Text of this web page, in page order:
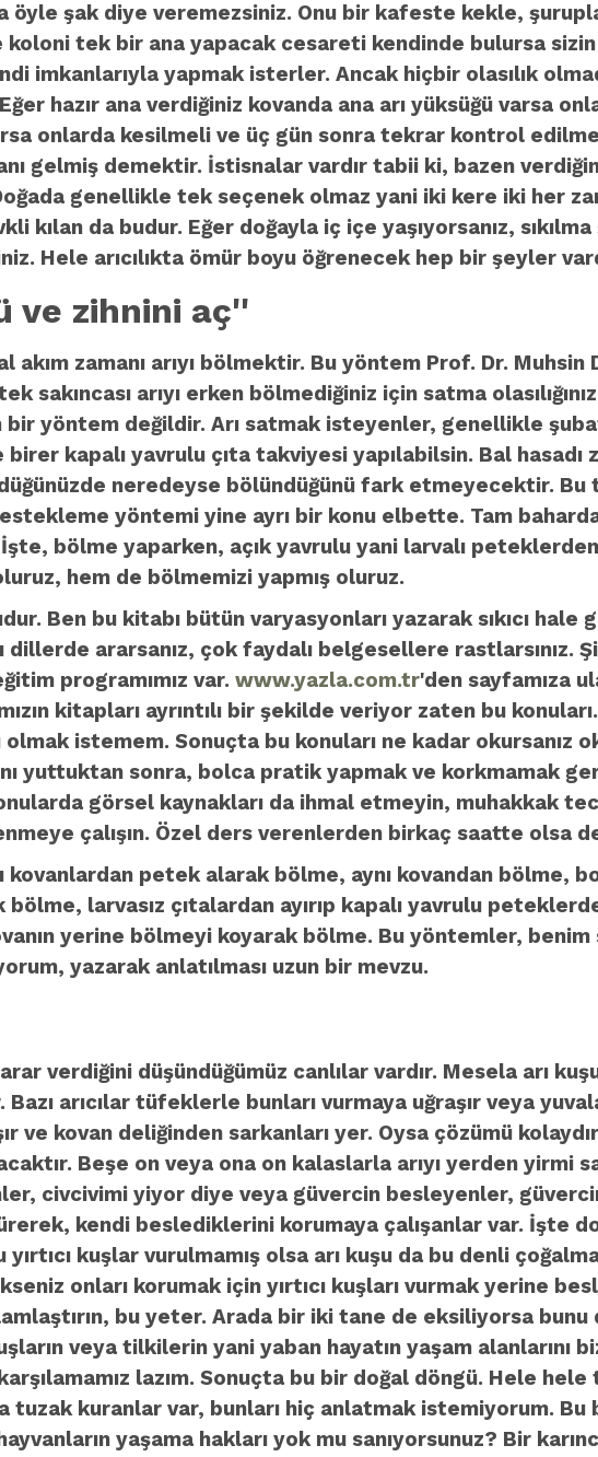
öyle şak diye veremezsiniz. Onu bir kafeste kekle,
tek bir ana yapacak cesareti kendinde bulursa sizin
imkanlarıyla yapmak isterler. Ancak hiçbir olasılık
hazır ana verdiğiniz kovanda ana arı yüksüğü varsa
onlarda kesilmeli ve üç gün sonra tekrar kontrol
gelmiş demektir. İstisnalar vardır tabii ki, bazen
genellikle tek seçenek olmaz yani iki kere iki her
kılan da budur. Eğer doğayla iç içe yaşıyorsanız,
Hele arıcılıkta ömür boyu öğrenecek hep bir şeyler
ve zihnini aç''
zamanı arıyı bölmektir. Bu yöntem Prof. Dr.
sakıncası arıyı erken bölmediğiniz için satma
yöntem değildir. Arı satmak isteyenler, genellikle şubat
kapalı yavrulu çıta takviyesi yapılabilsin. Bal hasadı
neredeyse bölündüğünü fark etmeyecektir. Bu
yöntemi yine ayrı bir konu elbette. Tam
İşte, bölme yaparken, açık yavrulu yani larvalı
hem de bölmemizi yapmış oluruz.
Ben bu kitabı bütün varyasyonları yazarak sıkıcı
ararsanız, çok faydalı belgesellere rastlarsınız.
programımız var. www.yazla.com.tr'den sayfamıza
kitapları ayrıntılı bir şekilde veriyor zaten bu
olmak istemem. Sonuçta bu konuları ne kadar okursanız
yuttuktan sonra, bolca pratik yapmak ve korkmamak
görsel kaynakları da ihmal etmeyin, muhakkak
çalışın. Özel ders verenlerden birkaç saatte olsa
kovanlardan petek alarak bölme, aynı kovandan bölme,
larvasız çıtalardan ayırıp kapalı yavrulu
yerine bölmeyi koyarak bölme. Bu yöntemler,
yazarak anlatılması uzun bir mevzu.
verdiğini düşündüğümüz canlılar vardır. Mesela arı
arıcılar tüfeklerle bunları vurmaya uğraşır veya
ve kovan deliğinden sarkanları yer. Oysa çözümü
Beşe on veya ona on kalaslarla arıyı yerden
civcivimi yiyor diye veya güvercin besleyenler,
kendi beslediklerini korumaya çalışanlar var. İşte
kuşlar vurulmamış olsa arı kuşu da bu denli
onları korumak için yırtıcı kuşları vurmak yerine
bu yeter. Arada bir iki tane de eksiliyorsa
veya tilkilerin yani yaban hayatın yaşam
lazım. Sonuçta bu bir doğal döngü. Hele
tuzak kuranlar var, bunları hiç anlatmak istemiyorum. Bu
yaşama hakları yok mu sanıyorsunuz? Bir